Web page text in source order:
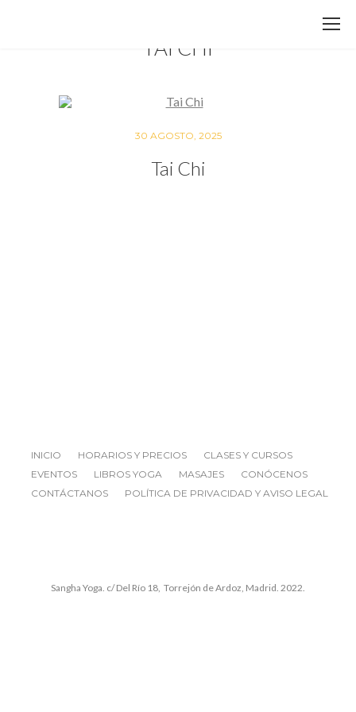
TAI CHI
30 AGOSTO, 2025
Tai Chi
INICIO HORARIOS Y PRECIOS
CLASES Y CURSOS
EVENTOS
LIBROS YOGA MASAJES
CONÓCENOS
CONTÁCTANOS
POLÍTICA DE PRIVACIDAD Y AVISO LEGAL
Sangha Yoga. c/ Del Río 18, Torrejón de Ardoz, Madrid. 2022.